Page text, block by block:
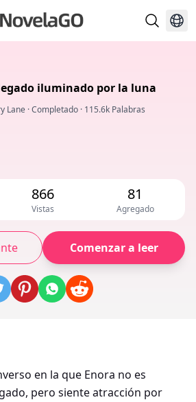
iluminado por la luna
Lane ·Completado · 115.6k Palabras
866
Vistas
81
Agregado
Comenzar a leer
en la que Enora no es
pero siente atracción por